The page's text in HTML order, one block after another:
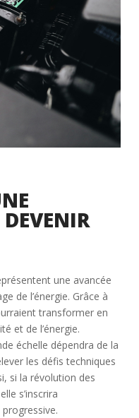
une avancée
de l’énergie. Grâce à
transformer en
et de l’énergie.
échelle dépendra de la
les défis techniques
si la révolution des
s’inscrira